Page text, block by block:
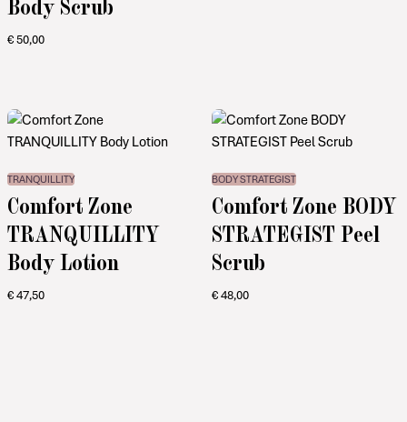
Body Scrub
€50,00
TRANQUILLITY
Comfort Zone
TRANQUILLITY
Body Lotion
€47,50
BODY STRATEGIST
Comfort Zone BODY
STRATEGIST Peel
Scrub
€48,00